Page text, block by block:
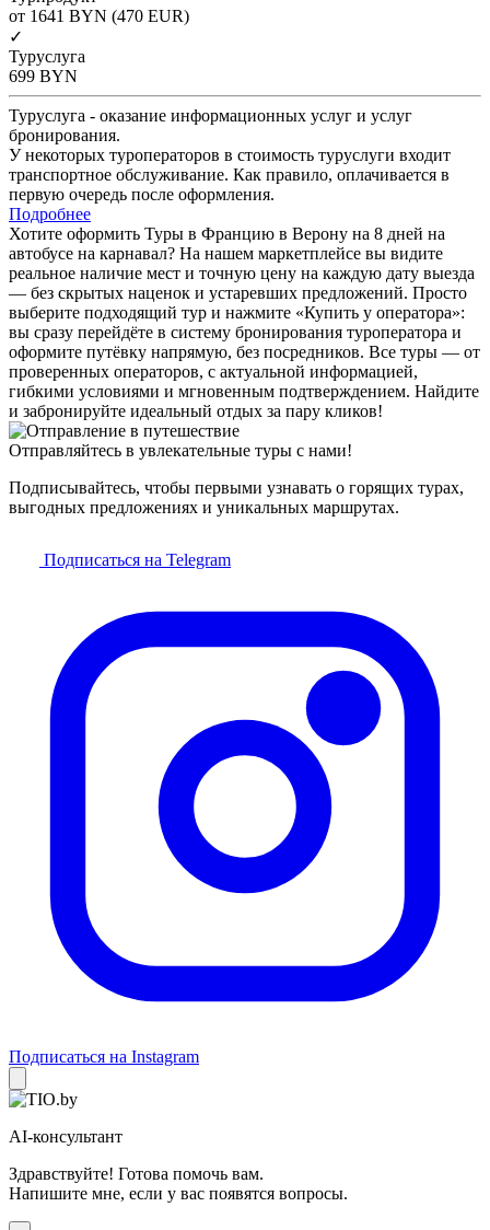
от 1641 BYN (470 EUR)
✓
Туруслуга
699 BYN
Туруслуга - оказание информационных услуг и услуг
бронирования.
У некоторых туроператоров в стоимость туруслуги входит
транспортное обслуживание. Как правило, оплачивается в
первую очередь после оформления.
Подробнее
Хотите оформить Туры в Францию в Верону на 8 дней на
автобусе на карнавал? На нашем маркетплейсе вы видите
реальное наличие мест и точную цену на каждую дату выезда
— без скрытых наценок и устаревших предложений. Просто
выберите подходящий тур и нажмите «Купить у оператора»:
вы сразу перейдёте в систему бронирования туроператора и
оформите путёвку напрямую, без посредников. Все туры — от
проверенных операторов, с актуальной информацией,
гибкими условиями и мгновенным подтверждением. Найдите
и забронируйте идеальный отдых за пару кликов!
Отправляйтесь в увлекательные туры с нами!
Подписывайтесь, чтобы первыми узнавать о горящих турах,
выгодных предложениях и уникальных маршрутах.
Подписаться на Telegram
Подписаться на Instagram
AI-консультант
Здравствуйте! Готова помочь вам.
Напишите мне, если у вас появятся вопросы.